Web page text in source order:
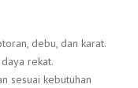
debu, dan karat.
rekat.
sesuai kebutuhan